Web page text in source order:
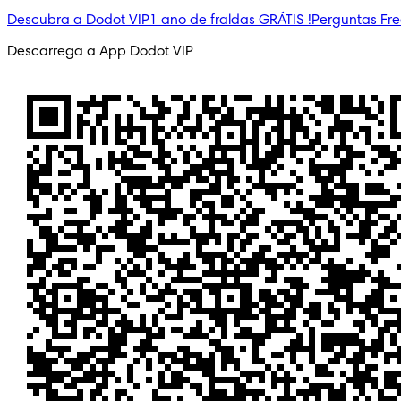
Descubra a Dodot VIP1 ano de fraldas GRÁTIS !Perguntas
Descarrega a App Dodot VIP